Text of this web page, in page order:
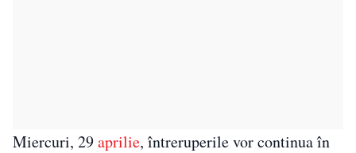
Miercuri, 29aprilie, întreruperile vor continua în